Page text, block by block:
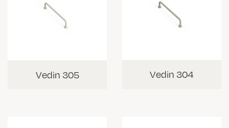
Vedin 305 Vedin 304